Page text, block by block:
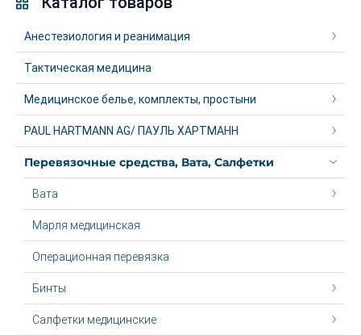
Анестезиология и реанимация
Тактическая медицина
Медицинское белье, комплекты, простыни
PAUL HARTMANN AG/ ПАУЛЬ ХАРТМАНН
Перевязочные средства, Вата, Салфетки
Вата
Марля медицинская
Операционная перевязка
Бинты
Салфетки медицинские